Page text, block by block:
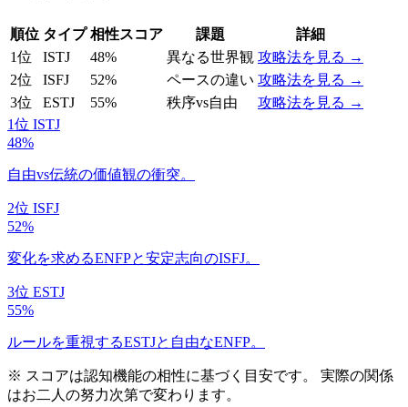
順位 タイプ 相性スコア 課題
詳細
1位 ISTJ 48% 異なる世界観 攻略法を見る →
2位 ISFJ 52% ペースの違い 攻略法を見る →
3位 ESTJ 55% 秩序vs自由
攻略法を見る →
1位 ISTJ
48%
自由vs伝統の価値観の衝突。
2位 ISFJ
52%
変化を求めるENFPと安定志向のISFJ。
3位 ESTJ
55%
ルールを重視するESTJと自由なENFP。
※ スコアは認知機能の相性に基づく目安です。 実際の関係
はお二人の努力次第で変わります。